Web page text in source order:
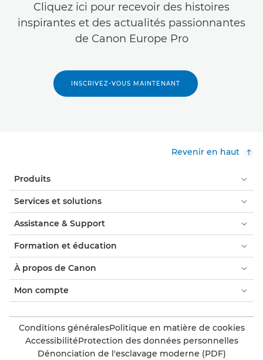
Cliquez ici pour recevoir des histoires
inspirantes et des actualités passionnantes
de Canon Europe Pro
INSCRIVEZ-VOUS MAINTENANT
Revenir en haut
Produits
Services et solutions
Assistance & Support
Formation et éducation
À propos de Canon
Mon compte
Conditions généralesPolitique en matière de cookies
AccessibilitéProtection des données personnelles
Dénonciation de l'esclavage moderne (PDF)